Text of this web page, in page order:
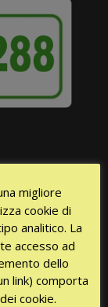
migliore
cookie di
analitico. La
accesso ad
dello
link) comporta
cookie.